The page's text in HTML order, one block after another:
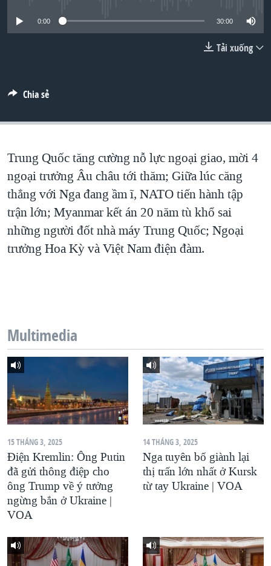
"Tìm"
ĐỜI SỐNG
SỨC KHOẺ
VĂN HOÁ
GIÁO DỤC
HÀNH TRÌNH BẦU CỬ 2024
NGÀY TỊ NẠN THẾ GIỚI
CHI PHÍ CHIẾN TRANH AFGHANISTAN
CÁC GIÁ TRỊ CỘNG HÒA Ở VIỆT NAM
THƯỢNG ĐỈNH TRUMP-KIM TẠI VIỆT NAM
TRỊNH VĨNH BÌNH VS. CHÍNH PHỦ VIỆT NAM
NGƯ DÂN VIỆT VÀ LÀN SÓNG TRỘM HẢI SÂM
NGHE
Ngôn ngữ khác
0:00 30:00
Tải xuống
Chia sẻ
Trung Quốc tăng cường nỗ lực ngoại giao, mời 4
ngoại trưởng Âu châu tới thăm; Giữa lúc căng
thẳng với Nga đang ầm ĩ, NATO tiến hành tập
trận lớn; Myanmar kết án 20 năm tù khổ sai
những người đốt nhà máy Trung Quốc; Ngoại
trưởng Hoa Kỳ và Việt Nam điện đàm.
Multimedia
15 THÁNG 3, 2025
Điện Kremlin: Ông Putin
đã gửi thông điệp cho
ông Trump về ý tưởng
ngừng bắn ở Ukraine |
VOA
14 THÁNG 3, 2025
Nga tuyên bố giành lại
thị trấn lớn nhất ở Kursk
từ tay Ukraine | VOA